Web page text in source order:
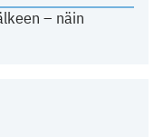
– näin